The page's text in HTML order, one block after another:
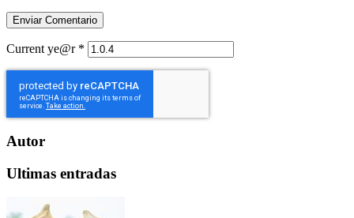
Current ye@r *
Autor
Ultimas entradas